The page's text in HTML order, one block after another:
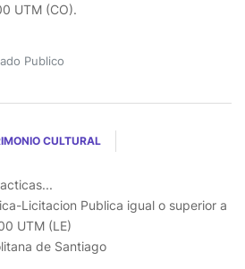
UTM (CO).
Publico
CULTURAL
Licitacion Publica igual o superior a
UTM (LE)
de Santiago